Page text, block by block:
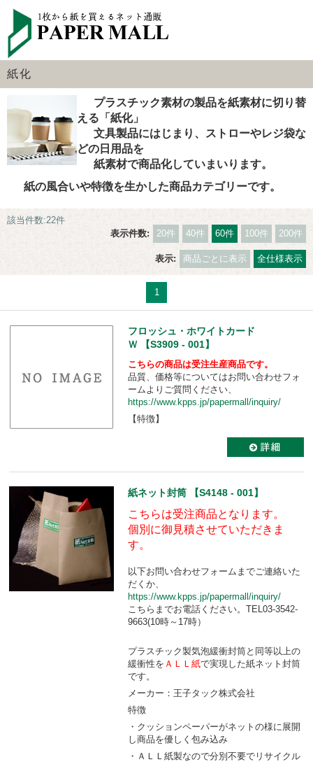
紙化
プラスチック素材の製品を紙素材に切り替
える「紙化」
文具製品にはじまり、ストローやレジ袋な
どの日用品を
紙素材で商品化していまいります。
紙の風合いや特徴を生かした商品カテゴリーです。
該当件数:22件
表示件数:
20件 40件 60件 100件 200件
表示: 商品ごとに表示 全仕様表示
1
フロッシュ・ホワイトカード
Ｗ 【S3909 - 001】
こちらの商品は受注生産商品です。
品質、価格等についてはお問い合わせフォ
ームよりご質問ください、
https://www.kpps.jp/papermall/inquiry/
【特徴】
紙ネット封筒 【S4148 - 001】
こちらは受注商品となります。
個別に御見積させていただきま
す。
以下お問い合わせフォームまでご連絡いた
だくか、
https://www.kpps.jp/papermall/inquiry/
こちらまでお電話ください。TEL03-3542-
9663(10時～17時）
プラスチック製気泡緩衝封筒と同等以上の
緩衝性を ＡＬＬ紙で実現した紙ネット封筒
です。
メーカー：王子タック株式会社
特徴
・クッションペーパーがネットの様に展開
し商品を優しく包み込み
・ＡＬＬ紙製なので分別不要でリサイクル